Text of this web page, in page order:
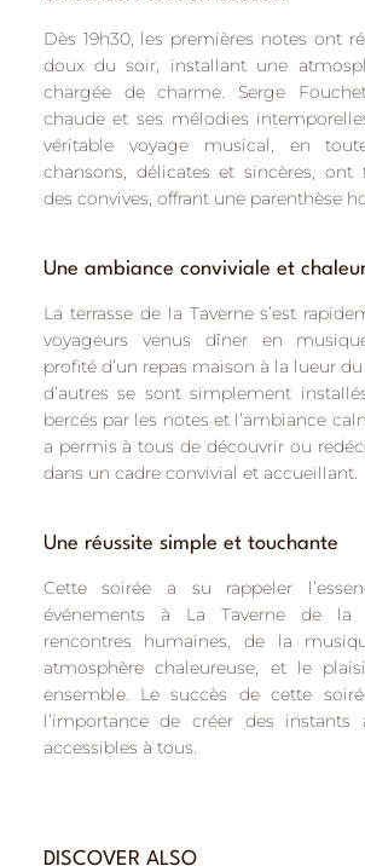
Dès 19h30, les premières notes ont
doux du soir, installant une
chargée de charme. Serge
chaude et ses mélodies
véritable voyage musical, en
chansons, délicates et sincères,
des convives, offrant une parenthèse
Une ambiance conviviale et
La terrasse de la Taverne s’est
voyageurs venus dîner en
profité d’un repas maison à la lueur
d’autres se sont simplement
bercés par les notes et l’ambiance
a permis à tous de découvrir ou
dans un cadre convivial et accueillant.
Une réussite simple et touchante
Cette soirée a su rappeler
événements à La Taverne de
rencontres humaines, de la
atmosphère chaleureuse, et le
ensemble. Le succès de cette
l’importance de créer des instants
accessibles à tous.
DISCOVER ALSO